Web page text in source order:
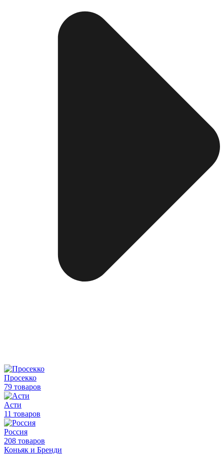
Просекко
79 товаров
Асти
11 товаров
Россия
208 товаров
Коньяк и Бренди